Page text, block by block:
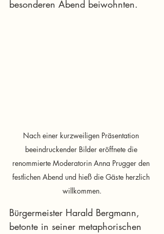
besonderen Abend beiwohnten.
Nach einer kurzweiligen Präsentation
beeindruckender Bilder eröffnete die
renommierte Moderatorin Anna Prugger den
festlichen Abend und hieß die Gäste herzlich
willkommen.
Bürgermeister Harald Bergmann,
betonte in seiner metaphorischen